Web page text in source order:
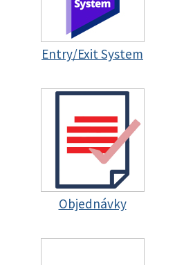
Entry/Exit System
Objednávky